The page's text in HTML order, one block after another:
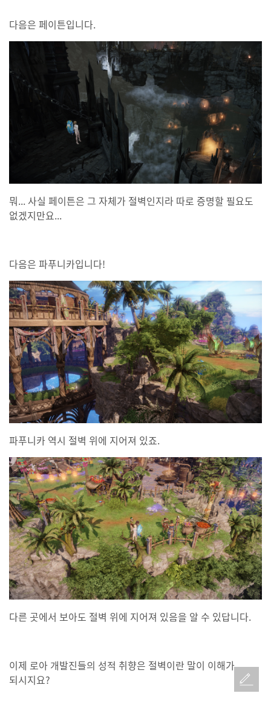
다음은 페이튼입니다.
뭐... 사실 페이튼은 그 자체가 절벽인지라 따로 증명할 필요도
없겠지만요...
다음은 파푸니카입니다!
파푸니카 역시 절벽 위에 지어져 있죠.
다른 곳에서 보아도 절벽 위에 지어져 있음을 알 수 있답니다.
이제 로아 개발진들의 성적 취향은 절벽이란 말이 이해가
되시지요?